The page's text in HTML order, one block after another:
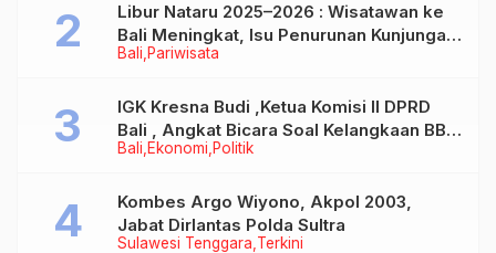
Bali Pariwisata
Libur Nataru 2025–2026 : Wisatawan ke
Bali Meningkat, Isu Penurunan Kunjungan
Tidak Benar
Bali Ekonomi Politik
IGK Kresna Budi ,Ketua Komisi II DPRD
Bali , Angkat Bicara Soal Kelangkaan BBM
Bersubsidi Jenis Solar
Sulawesi Tenggara Terkini
Kombes Argo Wiyono, Akpol 2003,
Jabat Dirlantas Polda Sultra